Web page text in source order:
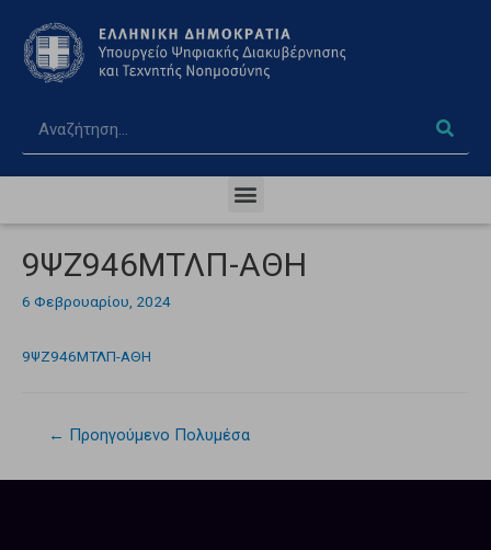
9ΨΖ946ΜΤΛΠ-ΑΘΗ
6 Φεβρουαρίου, 2024
9ΨΖ946ΜΤΛΠ-ΑΘΗ
← Προηγούμενο Πολυμέσα